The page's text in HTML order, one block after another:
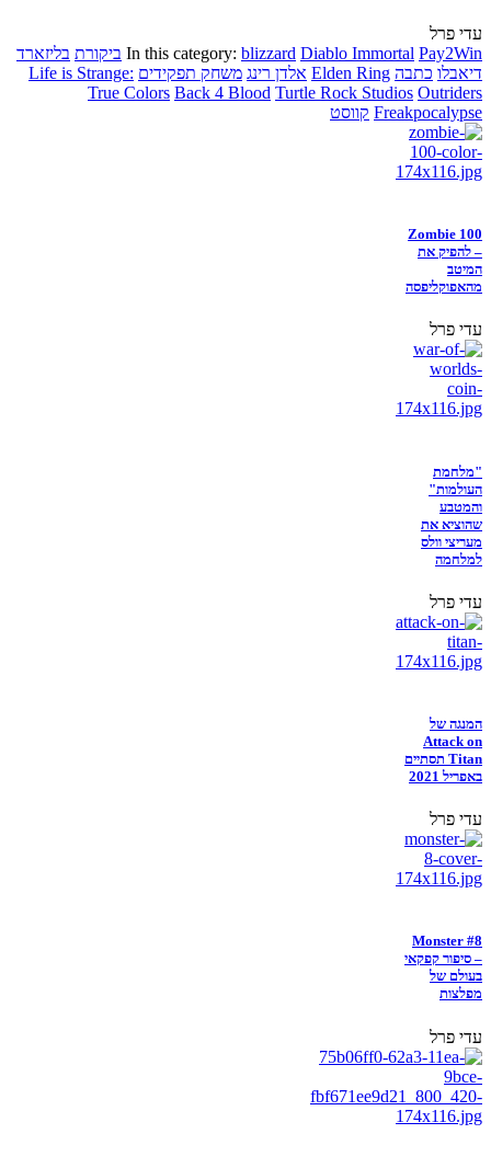
עדי פרל
In this category: blizzard Diablo Immortal Pay2Win ביקורת בליזארד
דיאבלו כתבה Elden Ring אלדן רינג משחק תפקידים Life is Strange:
True Colors Back 4 Blood Turtle Rock Studios Outriders
Freakpocalypse קווסט
Zombie 100
– להפיק את
המיטב
מהאפוקליפסה
עדי פרל
"מלחמת
העולמות"
והמטבע
שהוציא את
מעריצי וולס
למלחמה
עדי פרל
המנגה של
Attack on
Titan תסתיים
באפריל 2021
עדי פרל
Monster #8
– סיפור קפקאי
בעולם של
מפלצות
עדי פרל